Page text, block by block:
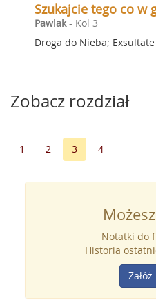
Szukajcie tego co w
Pawlak- Kol 3
Droga do Nieba;
Zobacz rozdział
1 2 3 4
Notatki do
Historia